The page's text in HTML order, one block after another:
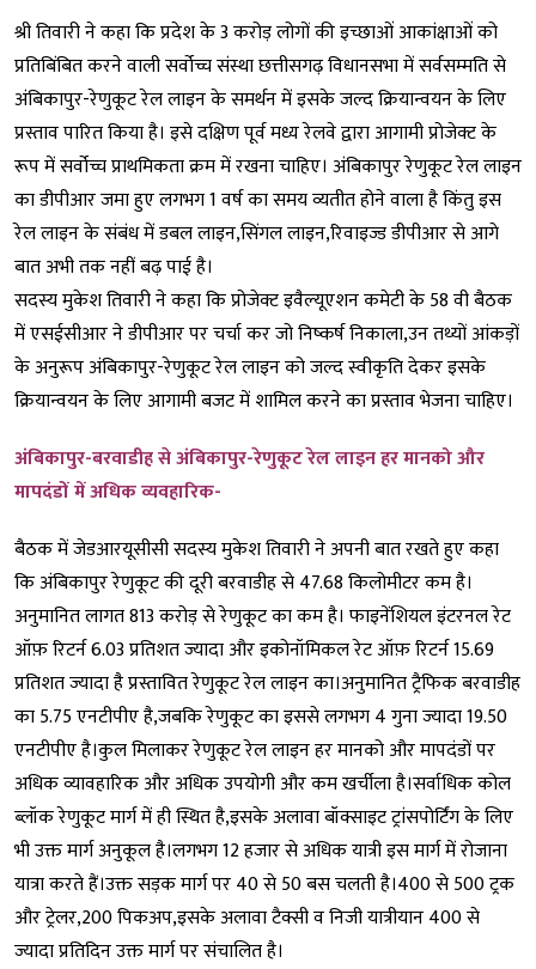
श्री तिवारी ने कहा कि प्रदेश के 3 करोड़ लोगों की इच्छाओं आकांक्षाओं को
प्रतिबिंबित करने वाली सर्वोच्च संस्था छत्तीसगढ़ विधानसभा में सर्वसम्मति से
अंबिकापुर-रेणुकूट रेल लाइन के समर्थन में इसके जल्द क्रियान्वयन के लिए
प्रस्ताव पारित किया है। इसे दक्षिण पूर्व मध्य रेलवे द्वारा आगामी प्रोजेक्ट के
रूप में सर्वोच्च प्राथमिकता क्रम में रखना चाहिए। अंबिकापुर रेणुकूट रेल लाइन
का डीपीआर जमा हुए लगभग 1 वर्ष का समय व्यतीत होने वाला है किंतु इस
रेल लाइन के संबंध में डबल लाइन,सिंगल लाइन,रिवाइज्ड डीपीआर से आगे
बात अभी तक नहीं बढ़ पाई है।
सदस्य मुकेश तिवारी ने कहा कि प्रोजेक्ट इवैल्यूएशन कमेटी के 58 वी बैठक
में एसईसीआर ने डीपीआर पर चर्चा कर जो निष्कर्ष निकाला,उन तथ्यों आंकड़ों
के अनुरूप अंबिकापुर-रेणुकूट रेल लाइन को जल्द स्वीकृति देकर इसके
क्रियान्वयन के लिए आगामी बजट में शामिल करने का प्रस्ताव भेजना चाहिए।
अंबिकापुर-बरवाडीह से अंबिकापुर-रेणुकूट रेल लाइन हर मानको और
मापदंडों में अधिक व्यवहारिक-
बैठक में जेडआरयूसीसी सदस्य मुकेश तिवारी ने अपनी बात रखते हुए कहा
कि अंबिकापुर रेणुकूट की दूरी बरवाडीह से 47.68 किलोमीटर कम है।
अनुमानित लागत 813 करोड़ से रेणुकूट का कम है। फाइनेंशियल इंटरनल रेट
ऑफ़ रिटर्न 6.03 प्रतिशत ज्यादा और इकोनॉमिकल रेट ऑफ़ रिटर्न 15.69
प्रतिशत ज्यादा है प्रस्तावित रेणुकूट रेल लाइन का।अनुमानित ट्रैफिक बरवाडीह
का 5.75 एनटीपीए है,जबकि रेणुकूट का इससे लगभग 4 गुना ज्यादा 19.50
एनटीपीए है।कुल मिलाकर रेणुकूट रेल लाइन हर मानको और मापदंडों पर
अधिक व्यावहारिक और अधिक उपयोगी और कम खर्चीला है।सर्वाधिक कोल
ब्लॉक रेणुकूट मार्ग में ही स्थित है,इसके अलावा बॉक्साइट ट्रांसपोर्टिंग के लिए
भी उक्त मार्ग अनुकूल है।लगभग 12 हजार से अधिक यात्री इस मार्ग में रोजाना
यात्रा करते हैं।उक्त सड़क मार्ग पर 40 से 50 बस चलती है।400 से 500 ट्रक
और ट्रेलर,200 पिकअप,इसके अलावा टैक्सी व निजी यात्रीयान 400 से
ज्यादा प्रतिदिन उक्त मार्ग पर संचालित है।